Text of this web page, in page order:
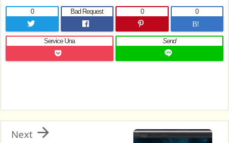
0 Bad Request
0
B!
0
Service Una Send

Next